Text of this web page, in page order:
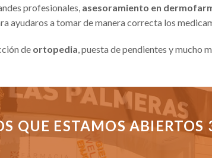
profesionales, asesoramiento en
ayudaros a tomar de manera correcta los
de ortopedia, puesta de pendientes y mucho
QUE ESTAMOS